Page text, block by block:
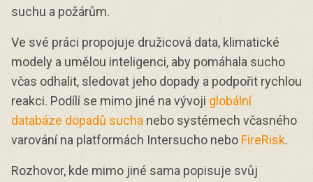
suchu a požárům.
Ve své práci propojuje družicová data, klimatické
modely a umělou inteligenci, aby pomáhala sucho
včas odhalit, sledovat jeho dopady a podpořit rychlou
reakci. Podílí se mimo jiné na vývoji globální
databáze dopadů sucha nebo systémech včasného
varování na platformách Intersucho nebo FireRisk.
Rozhovor, kde mimo jiné sama popisuje svůj